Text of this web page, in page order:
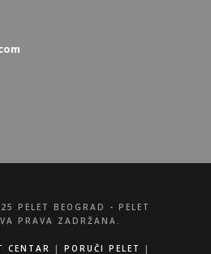
PELET BEOGRAD - PELET
PRAVA ZADRŽANA.
CENTAR | PORUČI PELET |